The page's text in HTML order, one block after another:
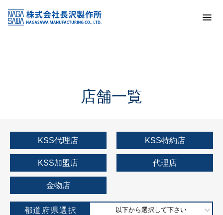
KSS加盟店・取扱店情報
店舗一覧
店舗一覧
KSS代理店 KSS特約店
KSS加盟店 代理店
金物店
都道府県選択 以下から選択して下さい